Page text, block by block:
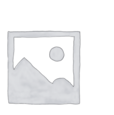
AÑADIR AL CARRITO DETALLES